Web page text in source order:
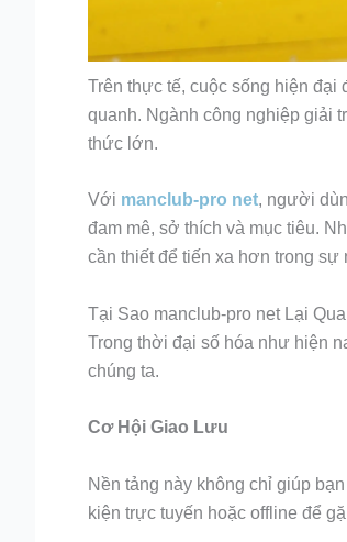
Trên thực tế, cuộc sống hiện
quanh. Ngành công nghiệp giải
thức lớn.
Với manclub-pro net, người
đam mê, sở thích và mục tiêu.
cần thiết để tiến xa hơn trong sự
Tại Sao manclub-pro net Lại
Trong thời đại số hóa như hiện
chúng ta.
Cơ Hội Giao Lưu
Nền tảng này không chỉ giúp
kiện trực tuyến hoặc offline để